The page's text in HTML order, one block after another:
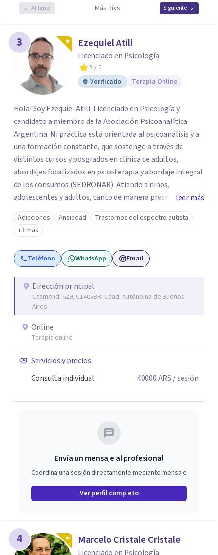
Anterior Más días Siguiente
3 Ezequiel Atili
Licenciado en Psicología
5 / 5
Verificado
Terapia Online
Hola! Soy Ezequiel Atili, Licenciado en Psicología y
candidato a miembro de la Asociación Psicoanalítica
Argentina. Mi práctica está orientada al psicoanálisis y a
una formación constante, que sostengo a través de
distintos cursos y posgrados en clínica de adultos,
abordajes focalizados en psicoterapia y abordaje integral
de los consumos (SEDRONAR). Atiendo a niños,
adolescentes y adultos, tanto de manera presencial
como online. Trabajo con distintas problemáticas como
depresión, ataques de pánico, adicciones, trastornos
alimentarios, trastornos del espectro autista (TEA) y
otras situaciones que generan malestar. Entiendo que
cada persona llega con una historia única, por eso el
quien consulta.
leer más
Adicciones Ansiedad
Trastornos del espectro autista
+3 más
Teléfono WhatsApp Email
Dirección principal
Otamendi 629, C1405BRI Cdad. Autónoma de Buenos
Aires
Online
Terapia online
Servicios y precios
Consulta individual
40000ARS / sesión
Envía un mensaje al profesional
Coordina una sesión directamente mediante mensaje
Ver perfil completo
4 Marcelo Cristale Cristale
Licenciado en Psicología